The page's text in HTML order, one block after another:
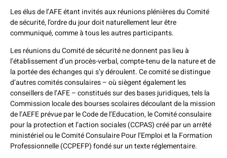
Les élus de l’AFE étant invités aux réunions plénières du Comité
de sécurité, l’ordre du jour doit naturellement leur être
communiqué, comme à tous les autres participants.
Les réunions du Comité de sécurité ne donnent pas lieu à
l’établissement d’un procès-verbal, compte-tenu de la nature et de
la portée des échanges qui s’y déroulent. Ce comité se distingue
d’autres comités consulaires – où siègent également les
conseillers de l’AFE – constitués sur des bases juridiques, tels la
Commission locale des bourses scolaires découlant de la mission
de l’AEFE prévue par le Code de l’Education, le Comité consulaire
pour la protection et l’action sociales (CCPAS) créé par un arrêté
ministériel ou le Comité Consulaire Pour l’Emploi et la Formation
Professionnelle (CCPEFP) fondé sur un texte réglementaire.